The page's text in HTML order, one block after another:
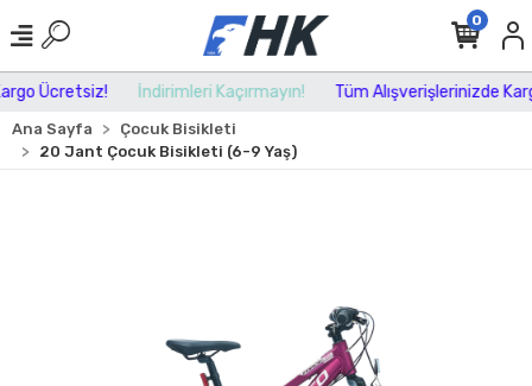
Ücretsiz! İndirimleri Kaçırmayın! Tüm Alışverişlerinizde
0
Ana Sayfa
Çocuk Bisikleti
20 Jant Çocuk Bisikleti (6-9 Yaş)